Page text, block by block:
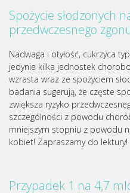
Spożycie słodzonych
przedwczesnego
Nadwaga i otyłość, cukrzyca
jedynie kilka jednostek
wzrasta wraz ze spożyciem
badania sugerują, że częste
zwiększa ryzyko
szczególności z powodu
mniejszym stopniu z powodu
kobiet! Zapraszamy do lektury!
Przypadek 1 na 4,7